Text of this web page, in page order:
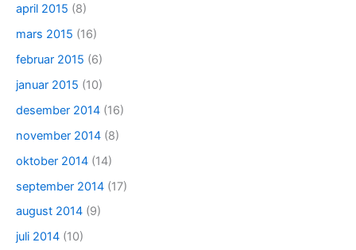
april 2015 (8)
mars 2015 (16)
februar 2015 (6)
januar 2015 (10)
desember 2014 (16)
november 2014 (8)
oktober 2014 (14)
september 2014 (17)
august 2014 (9)
juli 2014 (10)